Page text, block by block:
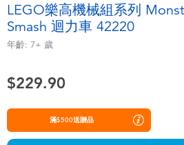
毛毛公仔玩具
嬰兒及學前玩具
LEGO樂高機械組系列
Smash 迴力車 42220
年齡: 7+ 歲
$229.90
滿$500送贈品